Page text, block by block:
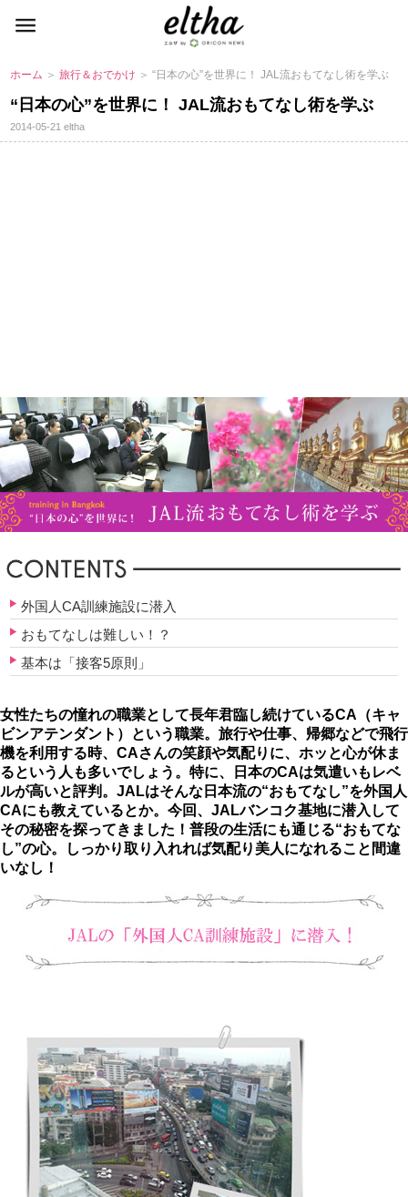
ホーム ＞旅行＆おでかけ ＞ “日本の心”を世界に！ JAL流おもてなし術を学ぶ
“日本の心”を世界に！ JAL流おもてなし術を学ぶ
2014-05-21eltha
外国人CA訓練施設に潜入
おもてなしは難しい！？
基本は「接客5原則」
女性たちの憧れの職業として長年君臨し続けているCA（キャ
ビンアテンダント）という職業。旅行や仕事、帰郷などで飛行
機を利用する時、CAさんの笑顔や気配りに、ホッと心が休ま
るという人も多いでしょう。特に、日本のCAは気遣いもレベ
ルが高いと評判。JALはそんな日本流の“おもてなし”を外国人
CAにも教えているとか。今回、JALバンコク基地に潜入して
その秘密を探ってきました！普段の生活にも通じる“おもてな
し”の心。しっかり取り入れれば気配り美人になれること間違
いなし！